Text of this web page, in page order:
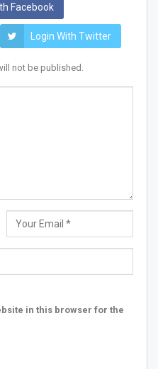
Facebook
Login With Twitter
not be published.
in this browser for the